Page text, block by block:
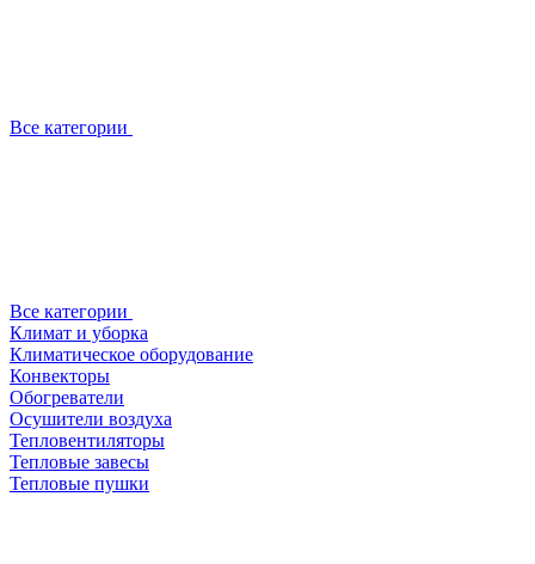
Все категории
Все категории
Климат и уборка
Климатическое оборудование
Конвекторы
Обогреватели
Осушители воздуха
Тепловентиляторы
Тепловые завесы
Тепловые пушки